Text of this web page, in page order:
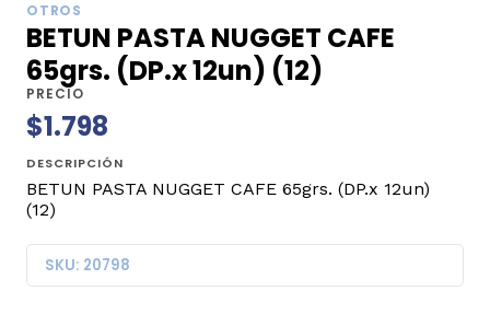
OTROS
BETUN PASTA NUGGET CAFE
65grs. (DP.x 12un) (12)
PRECIO
$1.798
DESCRIPCIÓN
BETUN PASTA NUGGET CAFE 65grs. (DP.x 12un)
(12)
SKU: 20798